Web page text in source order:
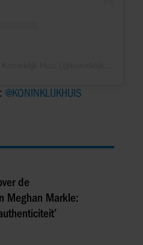
@KONINKLIJKHUIS
de
Meghan Markle: